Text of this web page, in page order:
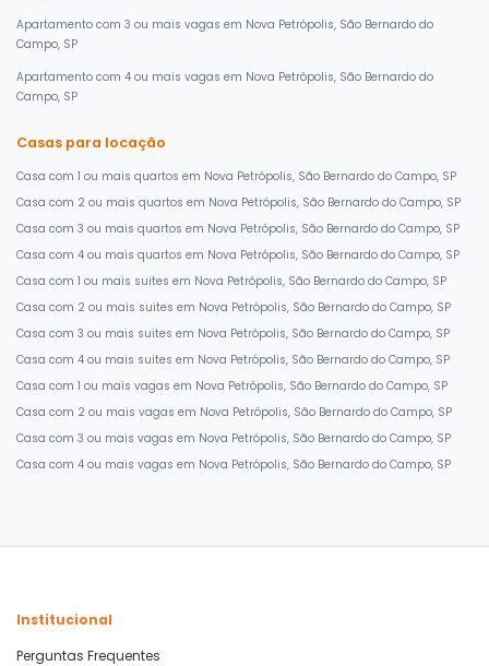
Apartamento com 3 ou mais vagas em Nova Petrópolis, São Bernardo do
Campo, SP
Apartamento com 4 ou mais vagas em Nova Petrópolis, São Bernardo do
Campo, SP
Casas para locação
Casa com 1 ou mais quartos em Nova Petrópolis, São Bernardo do Campo, SP
Casa com 2 ou mais quartos em Nova Petrópolis, São Bernardo do Campo, SP
Casa com 3 ou mais quartos em Nova Petrópolis, São Bernardo do Campo, SP
Casa com 4 ou mais quartos em Nova Petrópolis, São Bernardo do Campo, SP
Casa com 1 ou mais suites em Nova Petrópolis, São Bernardo do Campo, SP
Casa com 2 ou mais suites em Nova Petrópolis, São Bernardo do Campo, SP
Casa com 3 ou mais suites em Nova Petrópolis, São Bernardo do Campo, SP
Casa com 4 ou mais suites em Nova Petrópolis, São Bernardo do Campo, SP
Casa com 1 ou mais vagas em Nova Petrópolis, São Bernardo do Campo, SP
Casa com 2 ou mais vagas em Nova Petrópolis, São Bernardo do Campo, SP
Casa com 3 ou mais vagas em Nova Petrópolis, São Bernardo do Campo, SP
Casa com 4 ou mais vagas em Nova Petrópolis, São Bernardo do Campo, SP
Institucional
Perguntas Frequentes